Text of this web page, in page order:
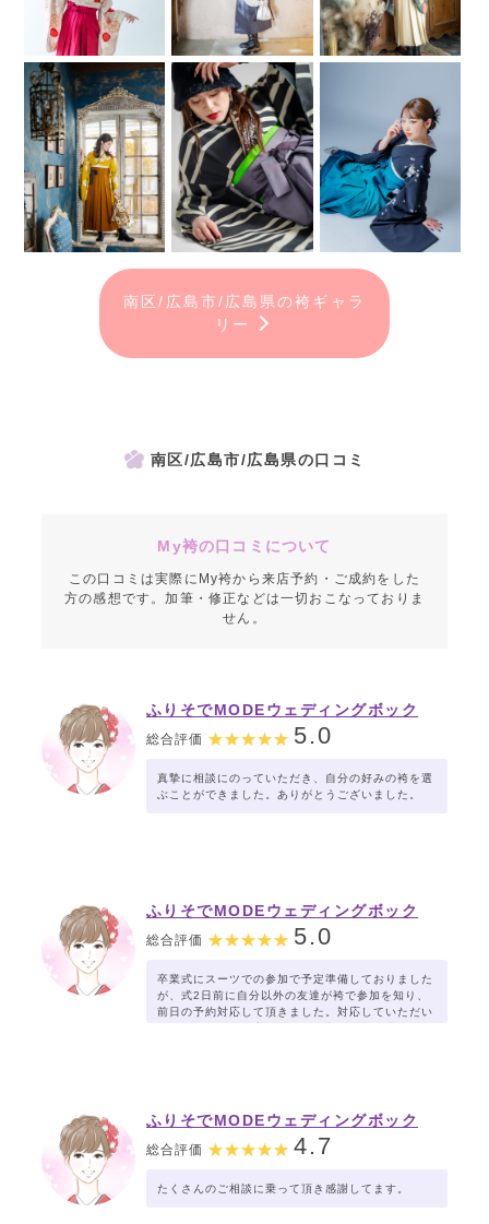
南区/広島市/広島県の袴ギャラ
リー
南区/広島市/広島県の口コミ
My袴の口コミについて
この口コミは実際にMy袴から来店予約・ご成約をした
方の感想です。加筆・修正などは一切おこなっておりま
せん。
ふりそでMODEウェディングボック
ス ゆめタウン広島店
総合評価 5.0
真摯に相談にのっていただき、自分の好みの袴を選
ぶことができました。ありがとうございました。
ふりそでMODEウェディングボック
ス ゆめタウン広島店
総合評価 5.0
卒業式にスーツでの参加で予定準備しておりました
が、式2日前に自分以外の友達が袴で参加を知り、
前日の予約対応して頂きました。対応していただい
ふりそでMODEウェディングボック
ス ゆめタウン広島店
総合評価 4.7
たくさんのご相談に乗って頂き感謝してます。